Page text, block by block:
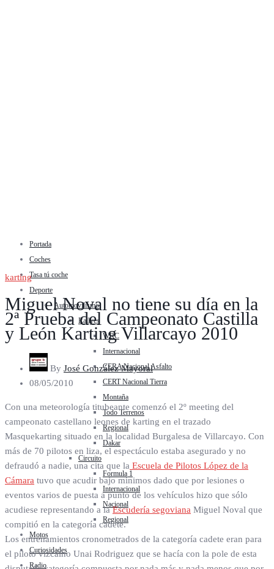
Portada
Coches
Tasa tú coche
Deporte
Automovilismo
Rallyes
WRC
Internacional
CERA Nacional Asfalto
CERT Nacional Tierra
Montaña
Todo Terrenos
Regional
Dakar
Circuito
Formula 1
Internacional
Nacional
Regional
Motos
Curiosidades
Radio
karting
Miguel Noval no tiene su día en la
2ª Prueba del Campeonato Castilla
y León Karting Villarcayo 2010
By José González Mayoral
08/05/2010
Con una meteorología titubeante comenzó el 2º meeting del
campeonato castellano leones de karting en el trazado
Masquekarting situado en la localidad Burgalesa de Villarcayo. Con
más de 70 pilotos en liza, el espectáculo estaba asegurado y no
defraudó a nadie, una cita que la Escuela de Pilotos López de la
Cámara tuvo que acudir bajo mínimos dado que por lesiones o
eventos varios de puesta a punto de los vehículos hizo que sólo
acudiese representando a laEscudería segoviana Miguel Noval que
compitió en la categoría cadete.
Los entrenamientos cronometrados de la categoría cadete eran para
el piloto vizcaíno Unai Rodriguez que se hacía con la pole de esta